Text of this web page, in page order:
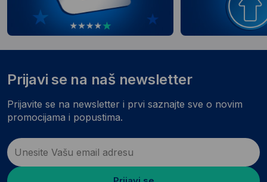
Prijavi se na naš newsletter
Prijavite se na newsletter i prvi saznajte sve o novim
promocijama i popustima.